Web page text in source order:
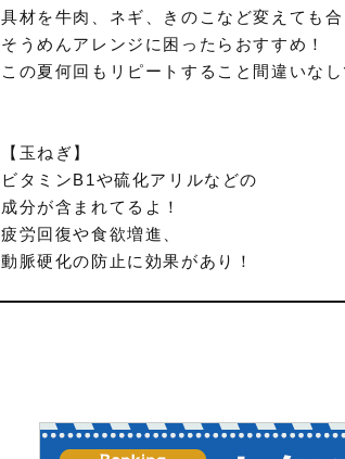
具材を牛肉、ネギ、きのこなど変えても合
そうめんアレンジに困ったらおすすめ！
この夏何回もリピートすること間違いなし
【玉ねぎ】
ビタミンB1や硫化アリルなどの
成分が含まれてるよ！
疲労回復や食欲増進、
動脈硬化の防止に効果があり！